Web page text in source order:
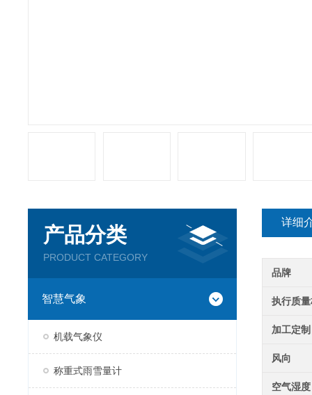
产品分类
PRODUCT CATEGORY
智慧气象
机载气象仪
称重式雨雪量计
详细
品牌
执行质
加工定制
风向
空气湿度